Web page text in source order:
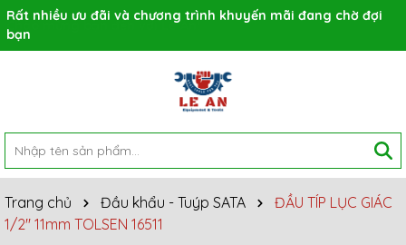
Rất nhiều ưu đãi và chương trình khuyến mãi đang chờ đợi
bạn
Trang chủ Đầu khẩu - Tuýp SATA
ĐẦU TÍP LỤC GIÁC
1/2'' 11mm TOLSEN 16511